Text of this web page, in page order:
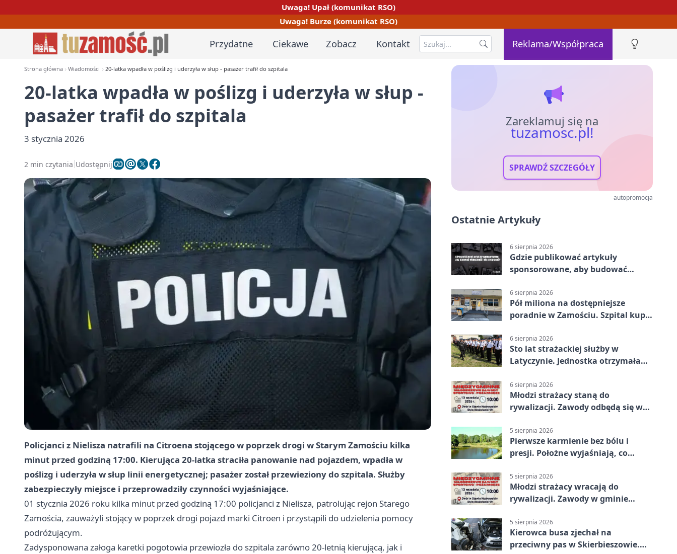
Uwaga! Upał (komunikat RSO)
Uwaga! Burze (komunikat RSO)
Przydatne Ciekawe Zobacz Kontakt Reklama/Współpraca
Strona główna Wiadomości 20-latka wpadła w poślizg i uderzyła w słup - pasażer trafił do szpitala
20-latka wpadła w poślizg i uderzyła w słup -
pasażer trafił do szpitala
3 stycznia 2026
2 min czytania Udostępnij
Policjanci z Nielisza natrafili na Citroena stojącego w poprzek drogi w Starym Zamościu kilka
minut przed godziną 17:00. Kierująca 20-latka straciła panowanie nad pojazdem, wpadła w
poślizg i uderzyła w słup linii energetycznej; pasażer został przewieziony do szpitala. Służby
zabezpieczyły miejsce i przeprowadziły czynności wyjaśniające.
01 stycznia 2026 roku kilka minut przed godziną 17:00 policjanci z Nielisza, patrolując rejon Starego
Zamościa, zauważyli stojący w poprzek drogi pojazd marki Citroen i przystąpili do udzielenia pomocy
podróżującym.
Zadysponowana załoga karetki pogotowia przewiozła do szpitala zarówno 20-letnią kierującą, jak i
Zareklamuj się na
tuzamosc.pl!
SPRAWDŹ SZCZEGÓŁY
autopromocja
Ostatnie Artykuły
6 sierpnia 2026
Gdzie publikować artykuły
sponsorowane, aby budować
6 sierpnia 2026
Pół miliona na dostępniejsze
poradnie w Zamościu. Szpital kupi
6 sierpnia 2026
Sto lat strażackiej służby w
Latyczynie. Jednostka otrzymała
6 sierpnia 2026
Młodzi strażacy staną do
rywalizacji. Zawody odbędą się w
5 sierpnia 2026
Pierwsze karmienie bez bólu i
presji. Położne wyjaśniają, co
5 sierpnia 2026
Młodzi strażacy wracają do
rywalizacji. Zawody w gminie
5 sierpnia 2026
Kierowca busa zjechał na
przeciwny pas w Skierbieszowie.